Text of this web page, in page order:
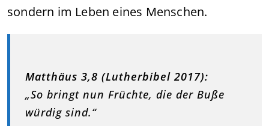
sondern im Leben eines Menschen.
Matthäus 3,8 (Lutherbibel 2017):
„So bringt nun Früchte, die der Buße
würdig sind.“